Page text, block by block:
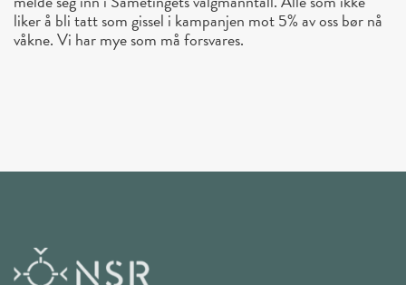
liker å bli tatt som gissel i kampanjen mot 5% av oss bør nå
våkne. Vi har mye som må forsvares.